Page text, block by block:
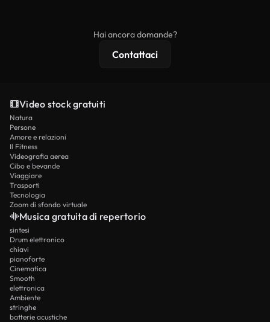
Hai ancora domande?
Contattaci
Video stock gratuiti
Natura
Persone
Amore e relazioni
Il Fitness
Videografia aerea
Cibo e bevande
Viaggiare
Trasporti
Tecnologia
Zoom di sfondo virtuale
Musica gratuita di repertorio
sintesi
Drum elettronico
chiavi
pianoforte
Cinematica
Smooth
elettronica
Ambiente
stringhe
batterie acustiche